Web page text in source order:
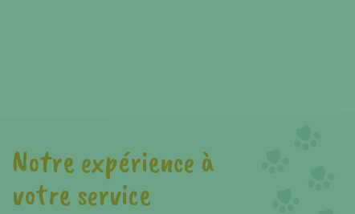
Avantages
Notre expérience à
votre service